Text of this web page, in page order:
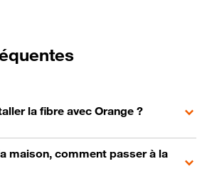
la fibre avec Orange ?
maison, comment passer à la